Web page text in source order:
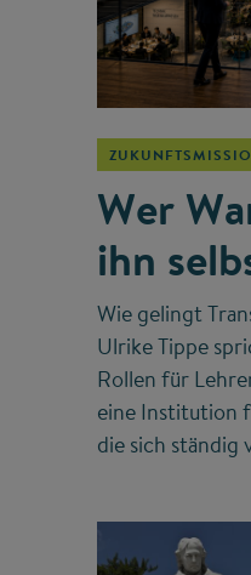
Wer
ihn
Wie gelingt
Ulrike Tippe
Rollen für
eine Institution
die sich ständig